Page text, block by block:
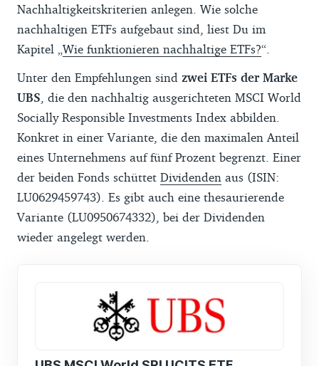
Nachhaltigkeitskriterien anlegen. Wie solche
nachhaltigen ETFs aufgebaut sind, liest Du im
Kapitel „ Wie funktionieren nachhaltige ETFs?“.
Unter den Empfehlungen sind zwei ETFs der Marke
UBS , die den nachhaltig ausgerichteten MSCI World
Socially Responsible Investments Index abbilden.
Konkret in einer Variante, die den maximalen Anteil
eines Unternehmens auf fünf Prozent begrenzt. Einer
der beiden Fonds schüttet Dividenden aus (ISIN:
LU0629459743). Es gibt auch eine thesaurierende
Variante (LU0950674332), bei der Dividenden
wieder angelegt werden.